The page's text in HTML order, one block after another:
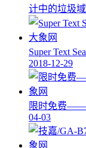
计中的垃圾
Super Text
2018-12-29
限时免费——
04-03